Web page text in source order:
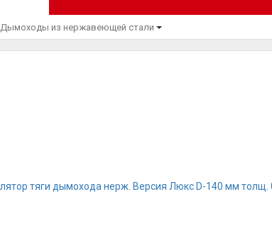
Дымоходы из нержавеющей стали